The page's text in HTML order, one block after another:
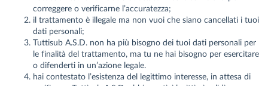
correggere o verificarne l’accuratezza;
il trattamento è illegale ma non vuoi che siano cancellati i tuoi
dati personali;
Tuttisub A.S.D. non ha più bisogno dei tuoi dati personali per
le finalità del trattamento, ma tu ne hai bisogno per esercitare
o difenderti in un’azione legale.
hai contestato l’esistenza del legittimo interesse, in attesa di